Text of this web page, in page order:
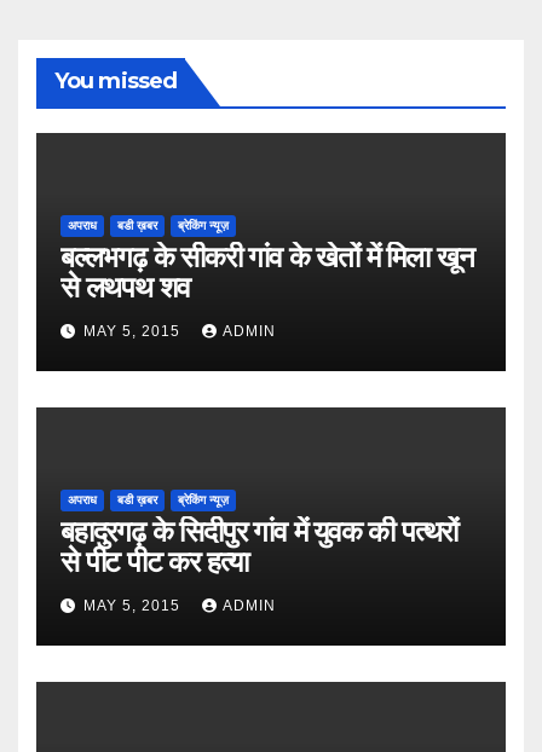
You missed
अपराध बडी ख़बर ब्रेकिंग न्यूज़
बल्लभगढ़ के सीकरी गांव के खेतों में मिला खून
से लथपथ शव
MAY 5, 2015 ADMIN
अपराध बडी ख़बर ब्रेकिंग न्यूज़
बहादुरगढ़ के सिदीपुर गांव में युवक की पत्थरों
से पीट पीट कर हत्या
MAY 5, 2015 ADMIN